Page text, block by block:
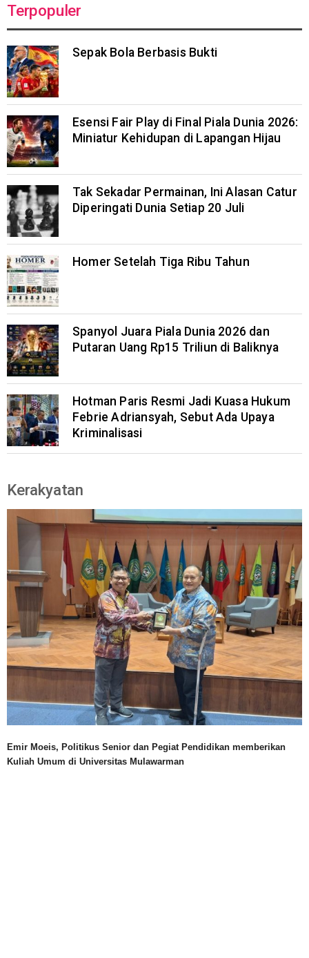
Terpopuler
Sepak Bola Berbasis Bukti
Esensi Fair Play di Final Piala Dunia 2026:
Miniatur Kehidupan di Lapangan Hijau
Tak Sekadar Permainan, Ini Alasan Catur
Diperingati Dunia Setiap 20 Juli
Homer Setelah Tiga Ribu Tahun
Spanyol Juara Piala Dunia 2026 dan
Putaran Uang Rp15 Triliun di Baliknya
Hotman Paris Resmi Jadi Kuasa Hukum
Febrie Adriansyah, Sebut Ada Upaya
Kriminalisasi
Kerakyatan
Emir Moeis, Politikus Senior dan Pegiat Pendidikan memberikan
Kuliah Umum di Universitas Mulawarman